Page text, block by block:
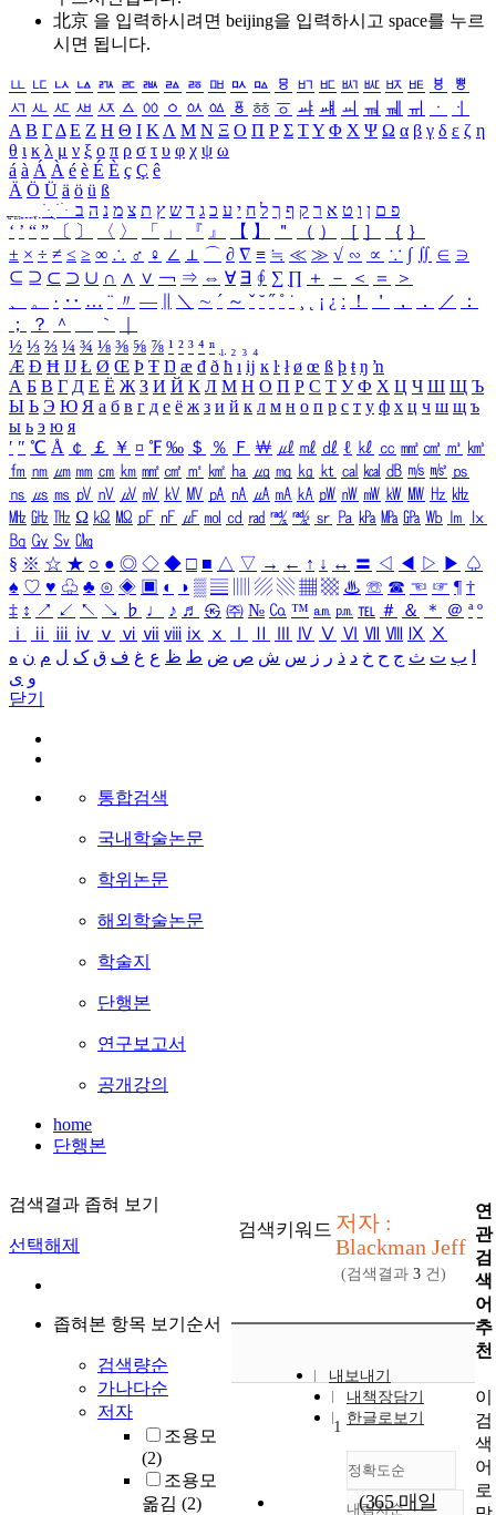
北京 을 입력하시려면 beijing을 입력하시고 space를 누르
시면 됩니다.
ㅥ ㅦ ㅧ ㅨ ㅩ ㅪ ㅫ ㅬ ㅭ ㅮ ㅯ ㅰ ㅱ ㅲ ㅳ ㅴ ㅵ ㅶ ㅷ ㅸ
ㅹ
ㅺ ㅻ ㅼ ㅽ ㅾ ㅿ ㆀ ㆁ ㆂ ㆃ ㆄ ㆅ ㆆ ㆇ ㆈ ㆉ ㆊ ㆋ ㆌ ㆍ
ㆎ
Α Β ΓΔ Ε Ζ Η Θ Ι ΚΛ Μ Ν Ξ Ο Π Ρ Σ ΤΥ Φ Χ Ψ Ω α β γ δ ε ζ η
θ ι κ λ μ ν ξ ο π ρ σ τ υ φ χ ψ ω
á à Á À é è É È ç Ç ê
Ä Ö Ü ä ö ü ß
ִֶֹ ֻּ ׁׂ פ ם ן ו ט א ר ק ף ך ל ח י ע כ ג ד ש ץ ת צ מ נ ה ב
‘ ’ “ ” 〔 〕 〈 〉 「 」 『 』 【 】 ＂ （ ） ［ ］ ｛ ｝
± × ÷ ≠ ≤ ≥ ∞ ∴ ♂ ♀ ∠ ⊥ ⌒ ∂ ∇ ≡ ≒ ≪ ≫ √ ∽ ∝ ∵ ∫ ∬ ∈ ∋
⊆ ⊇ ⊂ ⊃ ∪ ∩ ∧ ∨ ￢ ⇒ ⇔ ∀ ∃ ∮ ∑ ∏ ＋ － ＜ ＝
＞
、
。 · ‥ … ¨ 〃 ― ＼ ∼ ´ ～ ˇ ˘ ˝ ˚ ˙ ¸ ¡ ¿ ː ！ ＇ ， ． ／
：
；
？ ＾ ｀
½ ⅓ ⅔ ¼ ¾ ⅛ ⅜ ⅝ ⅞ ¹ ² ³ ⁴ ⁿ ₁ ₂ ₃ ₄
Æ Ð Ħ Ĳ Ł Ø Œ Þ Ŧ Ŋ æ đ ð ħ ı ĳ ĸ ŀ ł ø œ ß þ ŧ ŋ ŉ
А Б В Г Д Е Ё Ж З И Й К Л М Н О П Р С Т У Ф Х Ц Ч Ш Щ Ъ
Ы Ь Э Ю Я а б в г д е ё ж з и й к л м н о п р с т у ф х ц ч ш щ ъ
ы ь э ю я
′ ″ ℃ Å ￠ ￡ ￥ ¤ ℉ ‰ ＄ ％ Ｆ ￦ ㎕ ㎖ ㎗ ℓ ㎘ ㏄ ㎣ ㎤ ㎥ ㎦
㎙ ㎚ ㎛ ㎜ ㎝ ㎞ ㎟ ㎠ ㎡ ㎢ ㏊ ㎍ ㎎ ㎏ ㏏ ㎈ ㎉ ㏈ ㎧ ㎨ ㎰
㎱ ㎲ ㎳ ㎴ ㎵ ㎶ ㎷ ㎸ ㎹ ㎀ ㎁ ㎂ ㎃ ㎄ ㎺ ㎻ ㎽ ㎾ ㎿ ㎐ ㎑
㎒ ㎓ ㎔ Ω ㏀ ㏁ ㎊ ㎋ ㎌ ㏖ ㏅ ㎭ ㎮ ㎯ ㏛ ㎩ ㎪ ㎫ ㎬ ㏝ ㏐
㏓
㏃ ㏉ ㏜ ㏆
§ ※ ☆ ★ ○ ● ◎ ◇ ◆ □ ■ △ ▽ → ← ↑ ↓ ↔ 〓 ◁ ◀ ▷ ▶ ♤
♠ ♡ ♥ ♧ ♣ ⊙ ◈ ▣ ◐ ◑ ▒ ▤ ▨ ▧ ▦ ▩ ♨ ☏ ☎ ☜ ☞ ¶ †
‡ ↕ ↗ ↙ ↖ ↘ ♭ ♩ ♪ ♬ ㉿ ㈜ № ㏇ ™ ㏂ ㏘ ℡ ＃ ＆ ＊ ＠ ª º
ⅰ
ⅱ ⅲ ⅳ ⅴ ⅵ ⅶ ⅷ ⅸ ⅹ Ⅳ Ⅴ Ⅵ Ⅶ Ⅷ Ⅸ Ⅹ
ب ت ث ج ح خ د ذ ر ز س ش ص ض ط ظ ع غ ف ق ک ل م ن ه
و ی
닫기
통합검색
국내학술논문
학위논문
해외학술논문
학술지
단행본
연구보고서
공개강의
home
단행본
검색결과 좁혀 보기
선택해제
좁혀본 항목 보기순서
검색량순
가나다순
저자
조용모
(2)
조용모
옮김 (2)
검색키워드 저자 :
Blackman Jeff
(검색결과 3 건)
내보내기
내책장담기
한글로보기
정확도순
내림차순
1
(365 매일
연
관
검
색
어
추
천
이
검
색
어
로